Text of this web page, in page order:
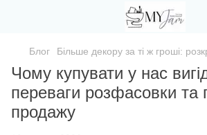
Блог Більше декору за ті ж гроші:
Чому купувати у нас
переваги розфасовки та
продажу